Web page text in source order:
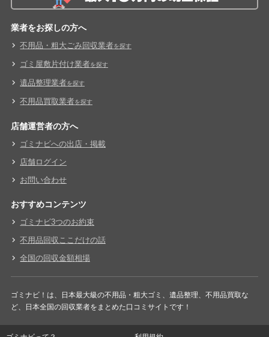
業者をお探しの方へ
不用品・粗大ごみ回収業者を探す
ゴミ屋敷片付け業者を探す
遺品整理業者を探す
不用品買取業者を探す
店舗運営者の方へ
ゴミナビへの出店・掲載
店舗ログイン
お問い合わせ
おすすめコンテンツ
ゴミナビ3つのお約束
不用品回収ここだけの話
全国の回収金額相場
ゴミナビ！は、日本最大級の不用品・粗大ゴミ、遺品整理、不用品買取な
ど、日本全国の回収業者をまとめた口コミサイトです！